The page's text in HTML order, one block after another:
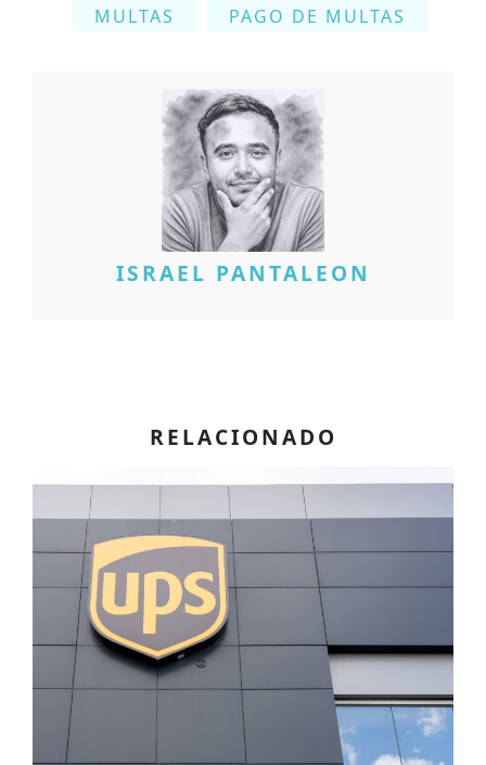
MULTAS
PAGO DE MULTAS
ISRAEL PANTALEON
RELACIONADO